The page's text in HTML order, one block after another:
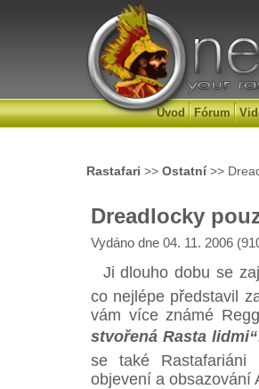
Úvod Fórum
Rastafari >> Ostatní>>
Dreadlocky
Vydáno dne 04. 11. 2006
Ji dlouho dobu se
co nejlépe představil
vám více známé
stvořená Rasta lidmi“
se také
objevení a obsazování